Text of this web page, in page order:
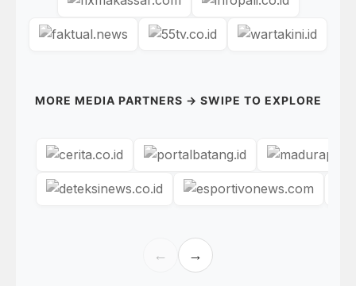
MORE MEDIA PARTNERS → SWIPE TO EXPLORE
← →